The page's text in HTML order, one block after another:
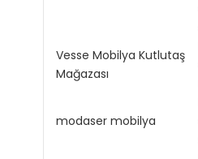
Vesse Mobilya Kutlutaş
Mağazası
modaser mobilya